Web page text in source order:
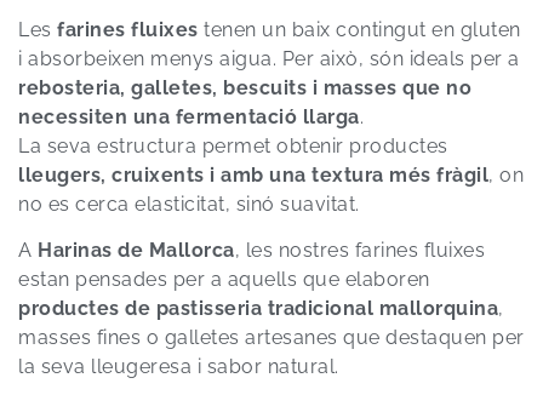
Les farines fluixes tenen un baix contingut en gluten
i absorbeixen menys aigua. Per això, són ideals per a
rebosteria, galletes, bescuits i masses que no
necessiten una fermentació llarga.
La seva estructura permet obtenir productes
lleugers, cruixents i amb una textura més fràgil, on
no es cerca elasticitat, sinó suavitat.
A Harinas de Mallorca, les nostres farines fluixes
estan pensades per a aquells que elaboren
productes de pastisseria tradicional mallorquina,
masses fines o galletes artesanes que destaquen per
la seva lleugeresa i sabor natural.